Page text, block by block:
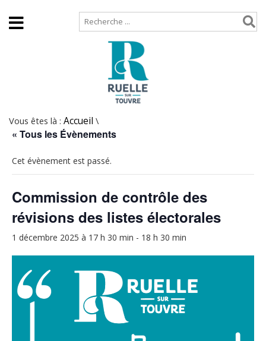
Vous êtes là : Accueil \
« Tous les Évènements
Cet évènement est passé.
Commission de contrôle des
révisions des listes électorales
1 décembre 2025 à 17 h 30 min - 18 h 30 min